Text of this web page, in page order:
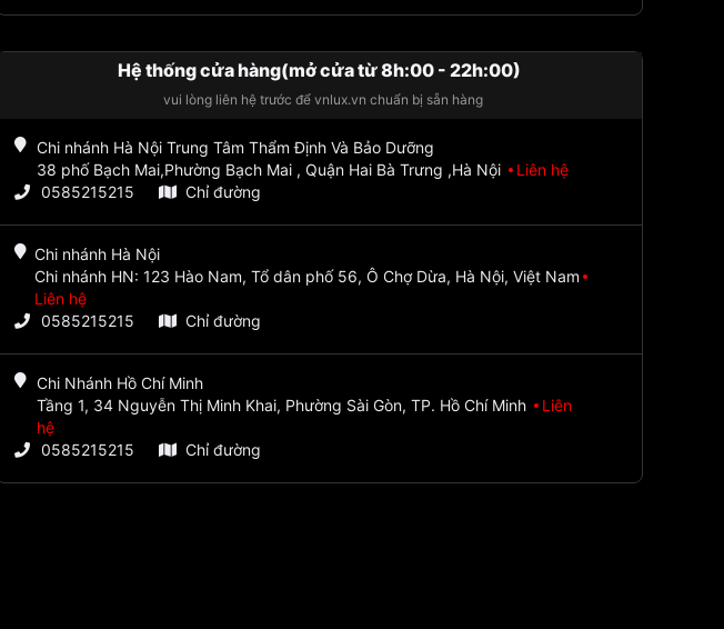
Hệ thống cửa hàng(mở cửa từ 8h:00 - 22h:00)
vui lòng liên hệ trước để vnlux.vn chuẩn bị sẵn hàng
Chi nhánh Hà Nội Trung Tâm Thẩm Định Và Bảo Dưỡng
38 phố Bạch Mai,Phường Bạch Mai , Quận Hai Bà Trưng ,Hà Nội
Liên hệ
0585215215
Chỉ đường
Chi nhánh Hà Nội
Chi nhánh HN: 123 Hào Nam, Tổ dân phố 56, Ô Chợ Dừa, Hà Nội, Việt Nam
Liên hệ
0585215215
Chỉ đường
Chi Nhánh Hồ Chí Minh
Tầng 1, 34 Nguyễn Thị Minh Khai, Phường Sài Gòn, TP. Hồ Chí Minh
Liên
hệ
0585215215
Chỉ đường